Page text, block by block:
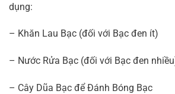
dụng:
– Khăn Lau Bạc (đối với Bạc đen ít)
– Nước Rửa Bạc (đối với Bạc đen
– Cây Dũa Bạc để Đánh Bóng Bạc